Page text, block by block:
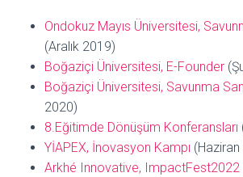
Ondokuz Mayıs Üniversitesi,
(Aralık 2019)
Boğaziçi Üniversitesi, E-Founder
Boğaziçi Üniversitesi, Savunma
2020)
8.Eğitimde Dönüşüm Konferansları
YİAPEX, İnovasyon Kampı
Arkhé Innovative, ImpactFest2022